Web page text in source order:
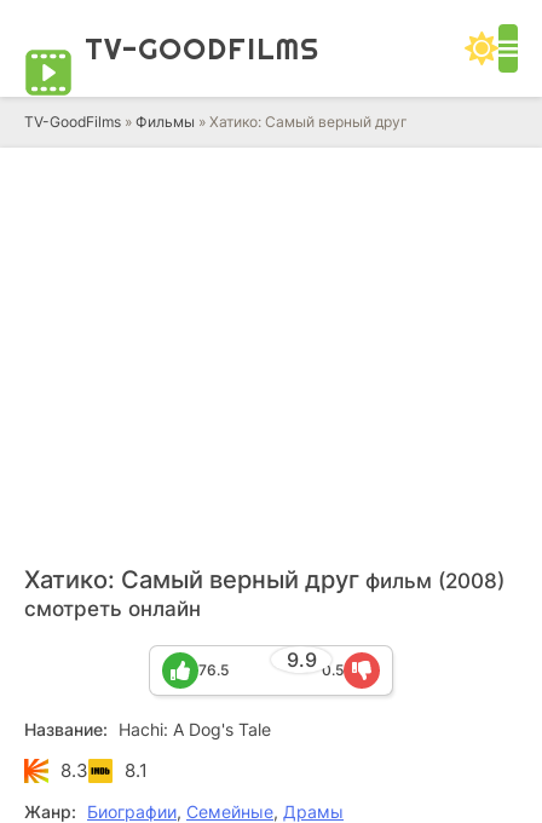
TV-GOODFILMS
TV-GoodFilms » Фильмы » Хатико: Самый верный друг
Хатико: Самый верный друг фильм (2008)
смотреть онлайн
9.9
76.5 0.5
Название: Hachi: A Dog's Tale
8.3 8.1
Жанр: Биографии, Семейные, Драмы